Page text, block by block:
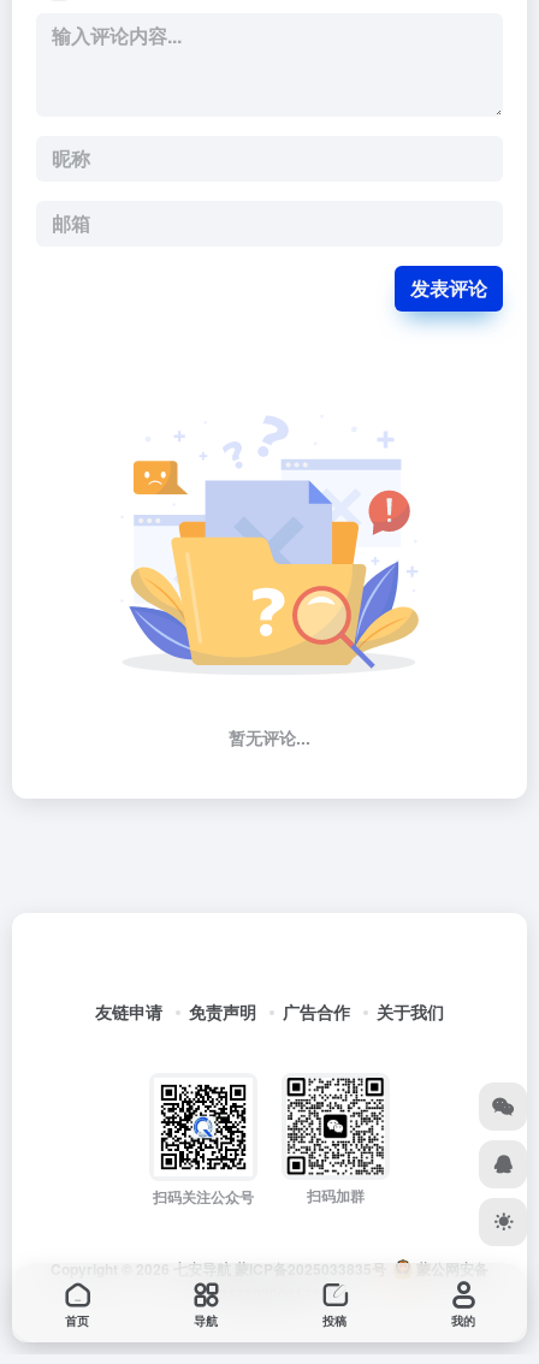
发表评论
暂无评论...
友链申请 免责声明 广告合作 关于我们
扫码关注公众号 扫码加群
Copyright © 2026 七安导航 蒙ICP备2025033835号
蒙公网安备
15012202000171号
首页 导航 投稿 我的